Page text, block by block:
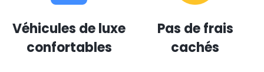
Véhicules de luxe
confortables
Pas de frais
cachés